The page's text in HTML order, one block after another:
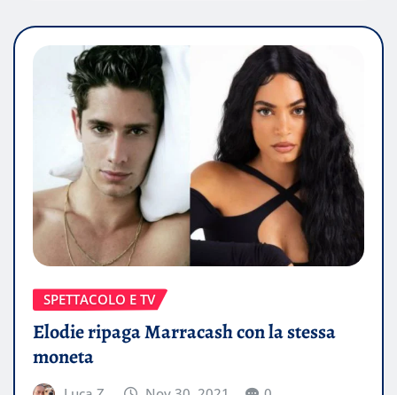
SPETTACOLO E TV
Elodie ripaga Marracash con la stessa
moneta